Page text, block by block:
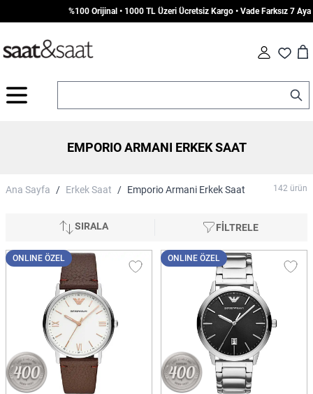
%100 Orijinal • 1000 TL Üzeri Ücretsiz Kargo • Vade Farksız 7 Aya Varan Taksit
Fav Cart
EMPORIO ARMANI ERKEK SAAT
Ana Sayfa / Erkek Saat / Emporio Armani Erkek Saat 142 ürün
SIRALA FİLTRELE
ONLINE ÖZEL ONLINE ÖZEL